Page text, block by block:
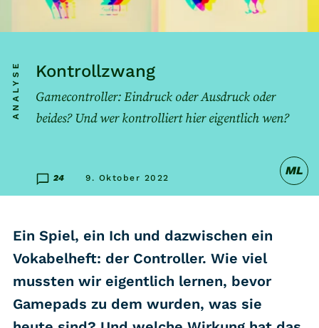
Listicle
Hören
WASTED WEEKLY
Portfolio Royal
Last Game Standing
Top 5
Random
RSS-Feed
Kontrollzwang
Gamecontroller: Eindruck oder Ausdruck oder
beides? Und wer kontrolliert hier eigentlich wen?
24 9. Oktober 2022
ANALYSE
ML
Ein Spiel, ein Ich und dazwischen ein
Vokabelheft: der Controller. Wie viel
mussten wir eigentlich lernen, bevor
Gamepads zu dem wurden, was sie